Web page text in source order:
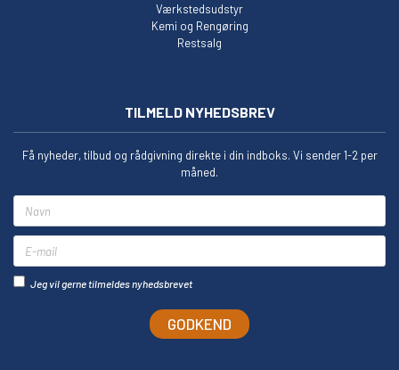
Værkstedsudstyr
Kemi og Rengøring
Restsalg
TILMELD NYHEDSBREV
Få nyheder, tilbud og rådgivning direkte i din indboks. Vi sender 1-2 per
måned.
Jeg vil gerne tilmeldes nyhedsbrevet
GODKEND